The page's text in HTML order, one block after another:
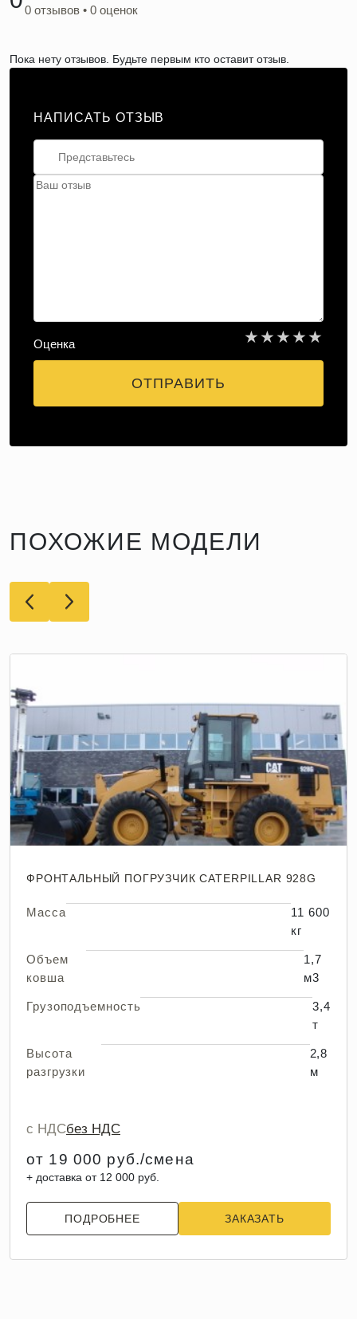
0 отзывов • 0 оценок
Пока нету отзывов. Будьте первым кто оставит отзыв.
НАПИСАТЬ ОТЗЫВ
Оценка ★
★
★
★
★
ОТПРАВИТЬ
ПОХОЖИЕ МОДЕЛИ
ФРОНТАЛЬНЫЙ ПОГРУЗЧИК CATERPILLAR 928G
Масса
11 600
кг
Объем
ковша
1,7
м3
Грузоподъемность
3,4
т
Высота
разгрузки
2,8
м
с НДСбез НДС
от 19 000 руб./смена
+ доставка от 12 000 руб.
ПОДРОБНЕЕ ЗАКАЗАТЬ